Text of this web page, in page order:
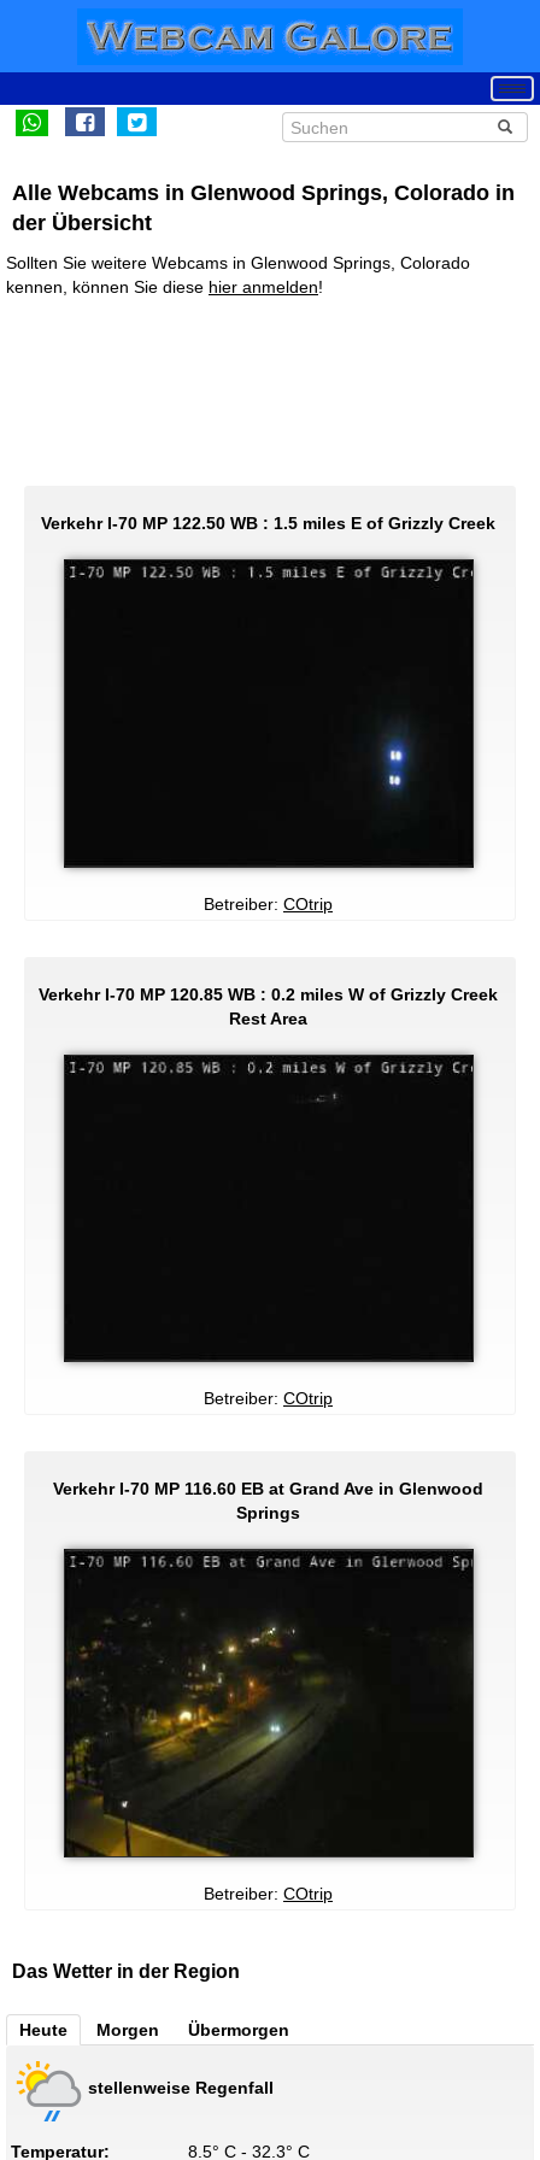
Alle Webcams in Glenwood Springs, Colorado in
der Übersicht
Sollten Sie weitere Webcams in Glenwood Springs, Colorado
kennen, können Sie diese hier anmelden!
Verkehr I-70 MP 122.50 WB : 1.5 miles E of Grizzly Creek
Betreiber: COtrip
Verkehr I-70 MP 120.85 WB : 0.2 miles W of Grizzly Creek
Rest Area
Betreiber: COtrip
Verkehr I-70 MP 116.60 EB at Grand Ave in Glenwood
Springs
Betreiber: COtrip
Das Wetter in der Region
Heute Morgen Übermorgen
stellenweise Regenfall
Temperatur: 8.5° C - 32.3° C